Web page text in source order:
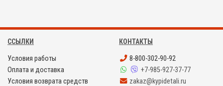
ССЫЛКИ
Условия работы
Оплата и доставка
Условия возврата средств
КОНТАКТЫ
8-800-302-90-92
+7-985-927-37-77
zakaz@kypidetali.ru